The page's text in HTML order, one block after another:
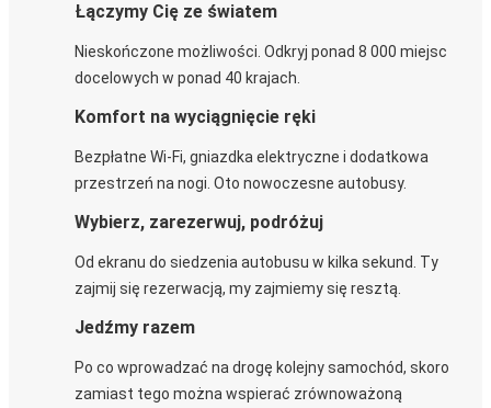
Łączymy Cię ze światem
Nieskończone możliwości. Odkryj ponad 8 000 miejsc
docelowych w ponad 40 krajach.
Komfort na wyciągnięcie ręki
Bezpłatne Wi-Fi, gniazdka elektryczne i dodatkowa
przestrzeń na nogi. Oto nowoczesne autobusy.
Wybierz, zarezerwuj, podróżuj
Od ekranu do siedzenia autobusu w kilka sekund. Ty
zajmij się rezerwacją, my zajmiemy się resztą.
Jedźmy razem
Po co wprowadzać na drogę kolejny samochód, skoro
zamiast tego można wspierać zrównoważoną